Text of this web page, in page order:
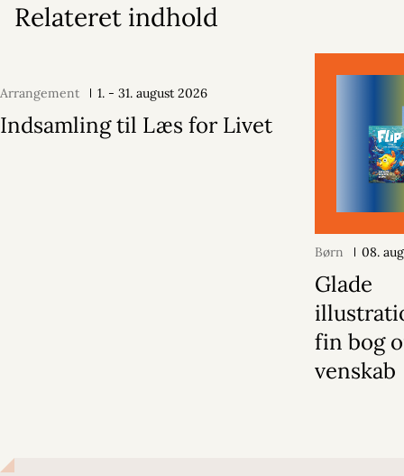
Relateret indhold
Arrangement 1. - 31. august 2026
Indsamling til Læs for Livet
Børn 08.
Glade
fin bog
venskab